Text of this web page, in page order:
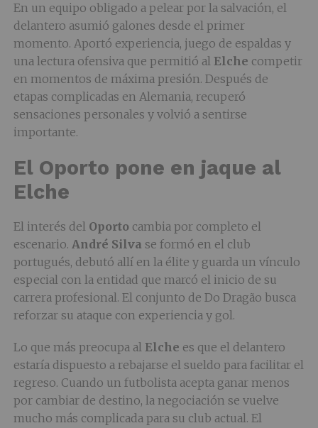
En un equipo obligado a pelear por la salvación, el
delantero asumió galones desde el primer
momento. Aportó experiencia, juego de espaldas y
una lectura ofensiva que permitió al Elche competir
en momentos de máxima presión. Después de
etapas complicadas en Alemania, recuperó
sensaciones personales y volvió a sentirse
importante.
El Oporto pone en jaque al
Elche
El interés del Oportocambia por completo el
escenario. André Silva se formó en el club
portugués, debutó allí en la élite y guarda un vínculo
especial con la entidad que marcó el inicio de su
carrera profesional. El conjunto de Do Dragão busca
reforzar su ataque con experiencia y gol.
Lo que más preocupa al Elche es que el delantero
estaría dispuesto a rebajarse el sueldo para facilitar el
regreso. Cuando un futbolista acepta ganar menos
por cambiar de destino, la negociación se vuelve
mucho más complicada para su club actual. El